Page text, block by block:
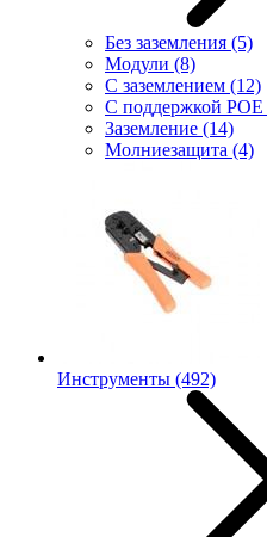
Без заземления (5)
Модули (8)
С заземлением (12)
С поддержкой POE
Заземление (14)
Молниезащита (4)
Инструменты (492)